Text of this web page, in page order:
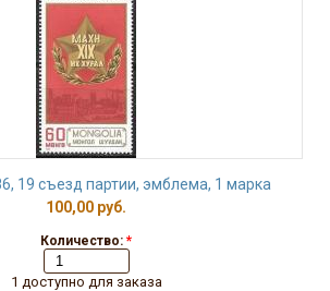
19 съезд партии, эмблема, 1 марка
100,00 руб.
Количество: *
1 доступно для заказа